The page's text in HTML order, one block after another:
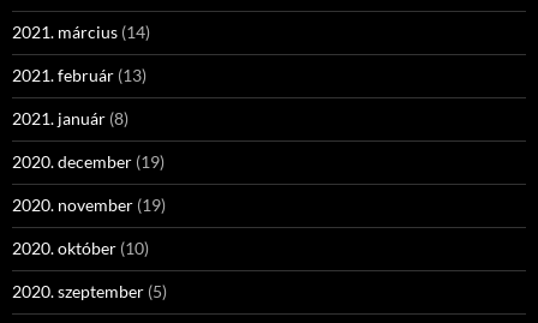
2021. március (14)
2021. február (13)
2021. január (8)
2020. december (19)
2020. november (19)
2020. október (10)
2020. szeptember (5)